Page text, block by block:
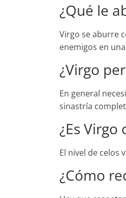
¿Qué le
Virgo se aburre
enemigos en
¿Virgo
En general
sinastría
¿Es Virgo
El nivel de celos
¿Cómo